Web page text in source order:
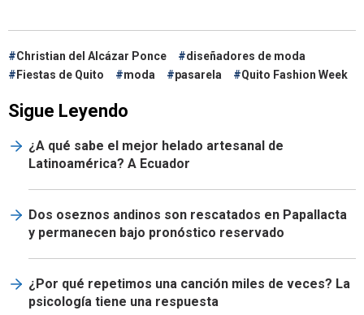
Christian del Alcázar Ponce
diseñadores de moda
Fiestas de Quito
moda pasarela Quito Fashion Week
Sigue Leyendo
¿A qué sabe el mejor helado artesanal de
Latinoamérica? A Ecuador
Dos oseznos andinos son rescatados en Papallacta
y permanecen bajo pronóstico reservado
¿Por qué repetimos una canción miles de veces? La
psicología tiene una respuesta